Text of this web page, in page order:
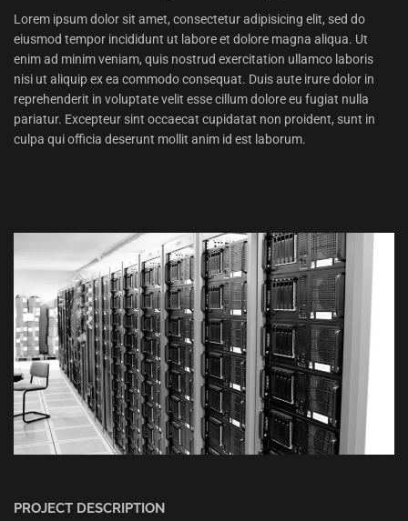
Lorem ipsum dolor sit amet, consectetur adipisicing elit, sed do
eiusmod tempor incididunt ut labore et dolore magna aliqua. Ut
enim ad minim veniam, quis nostrud exercitation ullamco laboris
nisi ut aliquip ex ea commodo consequat. Duis aute irure dolor in
reprehenderit in voluptate velit esse cillum dolore eu fugiat nulla
pariatur. Excepteur sint occaecat cupidatat non proident, sunt in
culpa qui officia deserunt mollit anim id est laborum.
PROJECT DESCRIPTION